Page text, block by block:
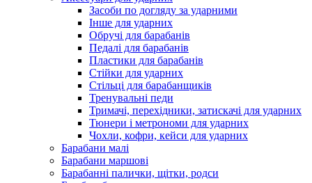
Засоби по догляду за ударними
Інше для ударних
Обручі для барабанів
Педалі для барабанів
Пластики для барабанів
Стійки для ударних
Стільці для барабанщиків
Тренувальні педи
Тримачі, перехідники, затискачі для ударних
Тюнери і метрономи для ударних
Чохли, кофри, кейси для ударних
Барабани малі
Барабани маршові
Барабанні палички, щітки, родси